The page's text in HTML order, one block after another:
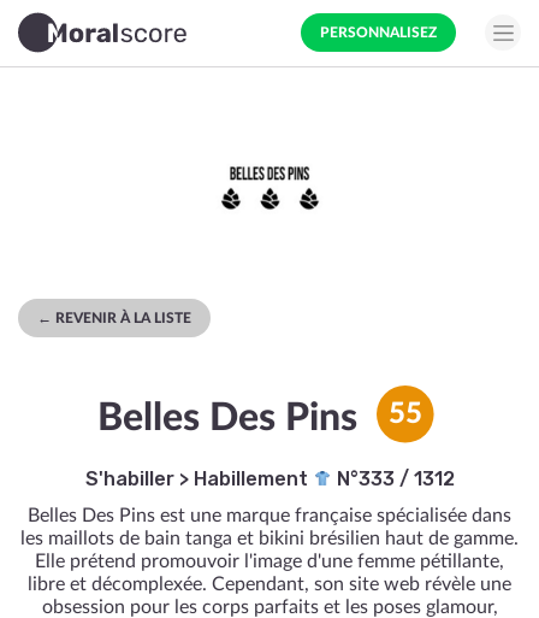
PERSONNALISEZ
← REVENIR À LA LISTE
Belles Des Pins 55
S'habiller> Habillement N°333 / 1312
Belles Des Pins est une marque française spécialisée dans
les maillots de bain tanga et bikini brésilien haut de gamme.
Elle prétend promouvoir l'image d'une femme pétillante,
libre et décomplexée. Cependant, son site web révèle une
obsession pour les corps parfaits et les poses glamour,